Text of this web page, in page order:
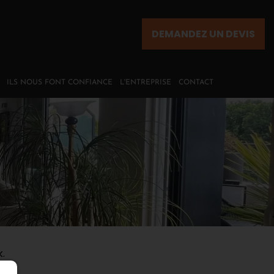
ILS NOUS FONT CONFIANCE L'ENTREPRISE CONTACT
DEMANDEZ UN DEVIS